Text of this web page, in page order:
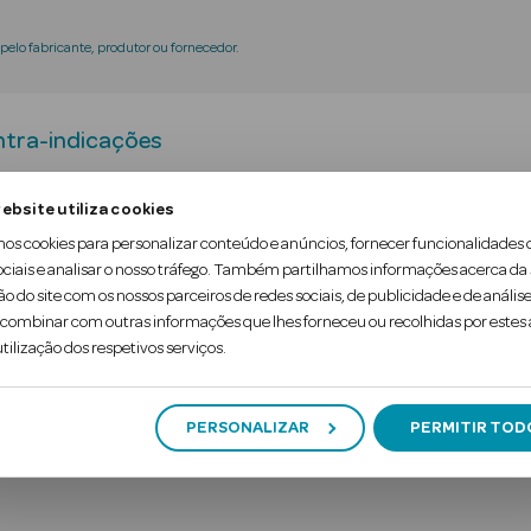
utiliza cookies
cookies para personalizar conteúdo e anúncios, fornecer funcionalidades
e analisar o nosso tráfego. Também partilhamos informações acerca da
do site com os nossos parceiros de redes sociais, de publicidade e de
com outras informações que lhes forneceu ou recolhidas por estes
dos respetivos serviços.
PERSONALIZAR PERMITIR
fabricante, produtor ou fornecedor.
indicações
pela secura vaginal e lubrificante para as
o desconforto diário e, ao mesmo tempo, imite
para imitar a hidratação natu…